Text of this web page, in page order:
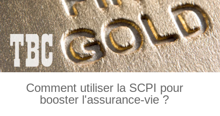
Comment utiliser la SCPI pour
booster l'assurance-vie ?